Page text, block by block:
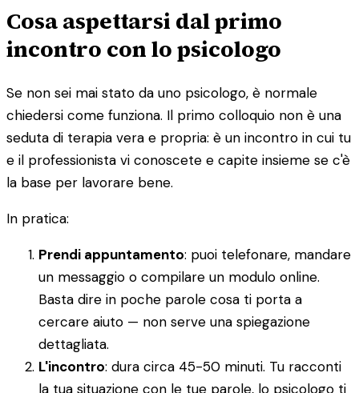
Cosa aspettarsi dal primo
incontro con lo psicologo
Se non sei mai stato da uno psicologo, è normale
chiedersi come funziona. Il primo colloquio non è una
seduta di terapia vera e propria: è un incontro in cui tu
e il professionista vi conoscete e capite insieme se c'è
la base per lavorare bene.
In pratica:
Prendi appuntamento: puoi telefonare, mandare
un messaggio o compilare un modulo online.
Basta dire in poche parole cosa ti porta a
cercare aiuto — non serve una spiegazione
dettagliata.
L'incontro: dura circa 45-50 minuti. Tu racconti
la tua situazione con le tue parole, lo psicologo ti